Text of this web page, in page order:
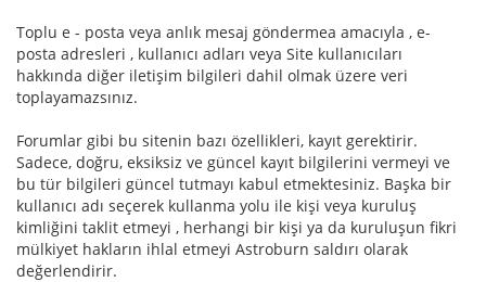
Toplu e - posta veya anlık mesaj göndermea amacıyla , e-
posta adresleri , kullanıcı adları veya Site kullanıcıları
hakkında diğer iletişim bilgileri dahil olmak üzere veri
toplayamazsınız.
Forumlar gibi bu sitenin bazı özellikleri, kayıt gerektirir.
Sadece, doğru, eksiksiz ve güncel kayıt bilgilerini vermeyi ve
bu tür bilgileri güncel tutmayı kabul etmektesiniz. Başka bir
kullanıcı adı seçerek kullanma yolu ile kişi veya kuruluş
kimliğini taklit etmeyi , herhangi bir kişi ya da kuruluşun fikri
mülkiyet hakların ihlal etmeyi Astroburn saldırı olarak
değerlendirir.